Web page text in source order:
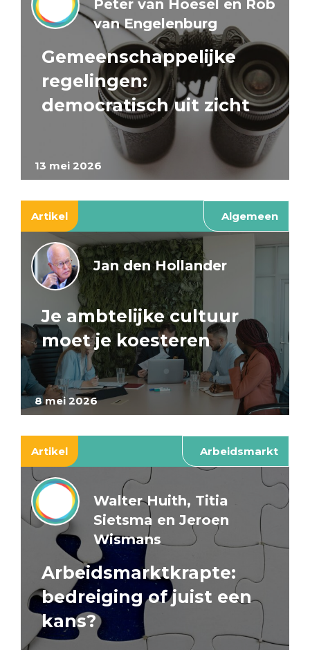
13 mei 2026
Peter van Hoesel en Rob
van Engelenburg
Gemeenschappelijke
regelingen:
democratisch uit zicht
Artikel Algemeen
8 mei 2026
Jan den Hollander
Je ambtelijke cultuur
moet je koesteren
Artikel Arbeidsmarkt
Walter Huith, Titia
Sietsma en Jeroen
Wismans
Arbeidsmarktkrapte:
bedreiging of juist een
kans?